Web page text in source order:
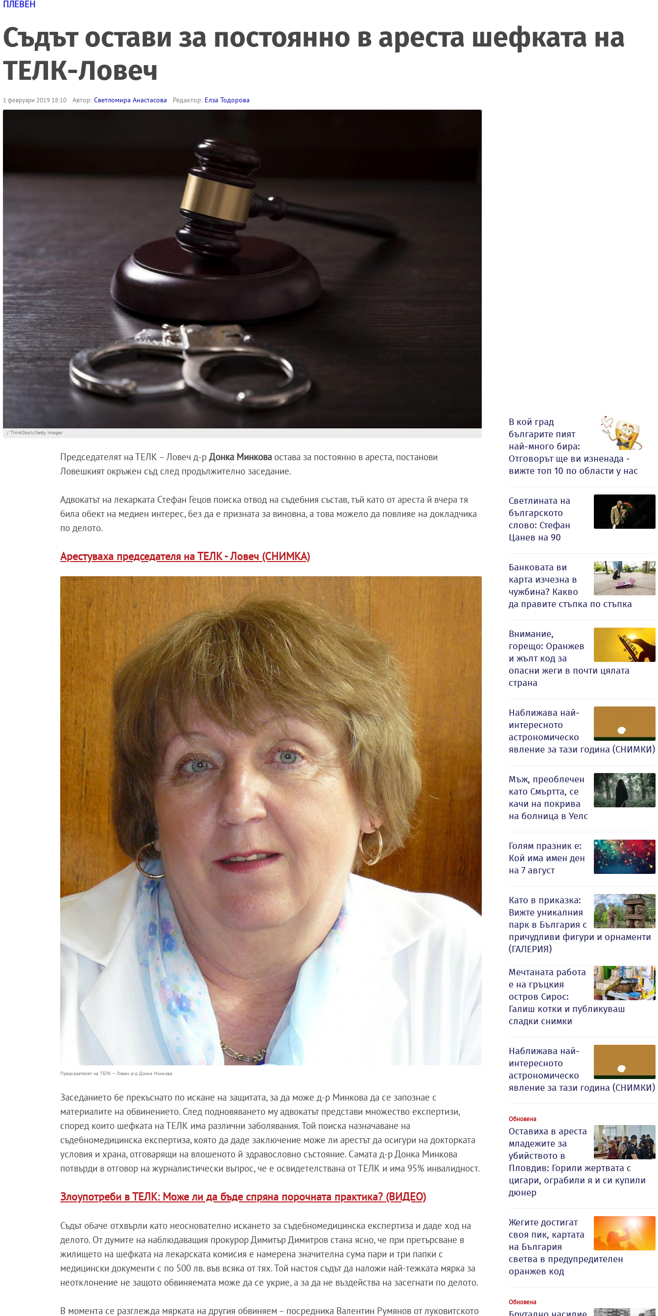
ПЛЕВЕН
Съдът остави за постоянно в ареста шефката на
ТЕЛК-Ловеч
1 февруари 2019 18:10 Автор: Светломира Анастасова Редактор: Елза Тодорова
/ ThinkStock/Getty Images
Председателят на ТЕЛК – Ловеч д-рДонка Минкова остава за постоянно в ареста, постанови
Ловешкият окръжен съд след продължително заседание.
Адвокатът на лекарката Стефан Гецов поиска отвод на съдебния състав, тъй като от ареста й вчера тя
била обект на медиен интерес, без да е призната за виновна, а това можело да повлияе на докладчика
по делото.
Арестуваха председателя на ТЕЛК - Ловеч (СНИМКА)
Председателят на ТЕЛК – Ловеч д-р Донка Минкова
Заседанието бе прекъснато по искане на защитата, за да може д-р Минкова да се запознае с
материалите на обвинението. След подновяването му адвокатът представи множество експертизи,
според които шефката на ТЕЛК има различни заболявания. Той поиска назначаване на
съдебномедицинска експертиза, която да даде заключение може ли арестът да осигури на докторката
условия и храна, отговарящи на влошеното й здравословно състояние. Самата д-р Донка Минкова
потвърди в отговор на журналистически въпрос, че е освидетелствана от ТЕЛК и има 95% инвалидност.
Злоупотреби в ТЕЛК: Може ли да бъде спряна порочната практика? (ВИДЕО)
Съдът обаче отхвърли като неоснователно искането за съдебномедицинска експертиза и даде ход на
делото. От думите на наблюдаващия прокурор Димитър Димитров стана ясно, че при претърсване в
жилището на шефката на лекарската комисия е намерена значителна сума пари и три папки с
медицински документи с по 500 лв. във всяка от тях. Той настоя съдът да наложи най-тежката мярка за
неотклонение не защото обвиняемата може да се укрие, а за да не въздейства на засегнати по делото.
В момента се разглежда мярката на другия обвиняем – посредника Валентин Румянов от луковитското
В кой град
българите пият
най-много бира:
Отговорът ще ви изненада -
вижте топ 10 по области у нас
Светлината на
българското
слово: Стефан
Цанев на 90
Банковата ви
карта изчезна в
чужбина? Какво
да правите стъпка по стъпка
Внимание,
горещо: Оранжев
и жълт код за
опасни жеги в почти цялата
страна
Наближава най-
интересното
астрономическо
явление за тази година (СНИМКИ)
Мъж, преоблечен
като Смъртта, се
качи на покрива
на болница в Уелс
Голям празник е:
Кой има имен ден
на 7 август
Като в приказка:
Вижте уникалния
парк в България с
причудливи фигури и орнаменти
(ГАЛЕРИЯ)
Мечтаната работа
е на гръцкия
остров Сирос:
Галиш котки и публикуваш
сладки снимки
Наближава най-
интересното
астрономическо
явление за тази година (СНИМКИ)
Обновена
Оставиха в ареста
младежите за
убийството в
Пловдив: Горили жертвата с
цигари, ограбили я и си купили
дюнер
Жегите достигат
своя пик, картата
на България
светва в предупредителен
оранжев код
Обновена